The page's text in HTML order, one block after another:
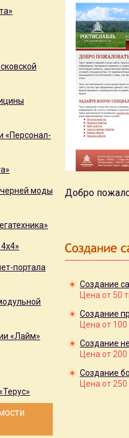
«Персонал-
моды
портала
«Лайм»
Добро
Создание
Цена от 50
Создание
Цена от
Создание
Цена от
Создание
Цена от